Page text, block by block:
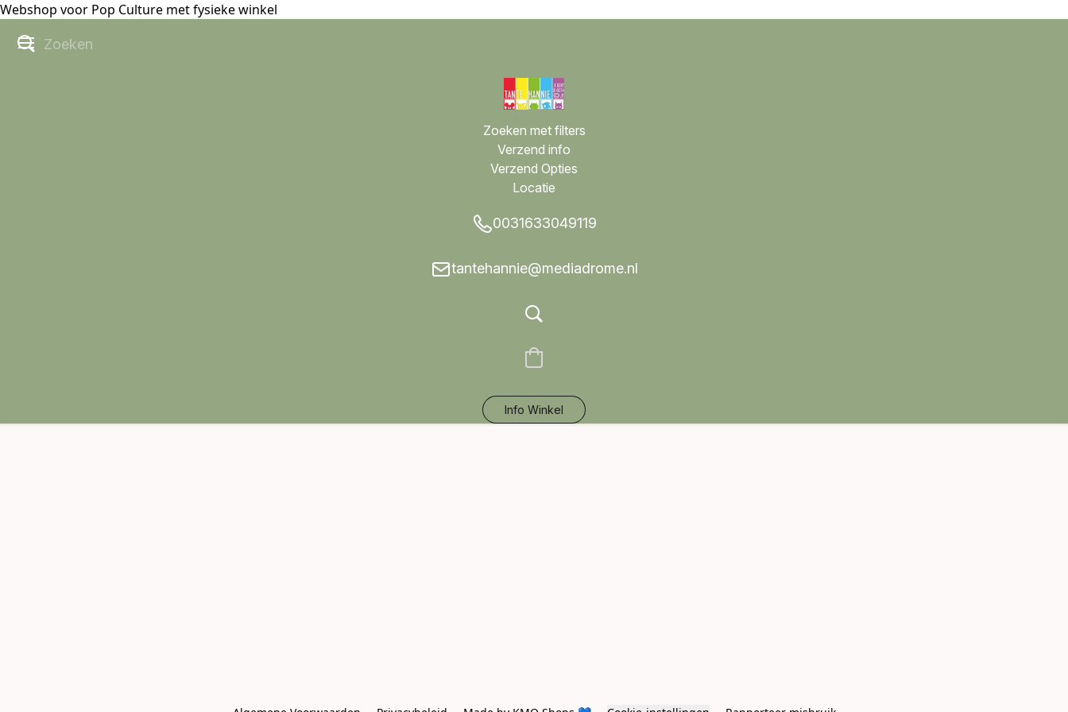
Webshop voor Pop Culture met fysieke winkel
Zoeken met filters
Verzend info
Verzend Opties
Locatie
0031633049119
tantehannie@mediadrome.nl
Info Winkel